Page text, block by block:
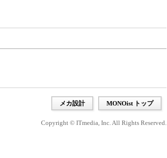
メカ設計 MONOist トップ
Copyright © ITmedia, Inc. All Rights Reserved.